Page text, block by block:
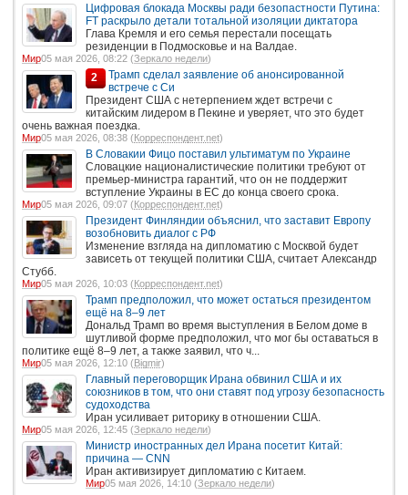
Цифровая блокада Москвы ради безопастности Путина:
FT раскрыло детали тотальной изоляции диктатора
Глава Кремля и его семья перестали посещать
резиденции в Подмосковье и на Валдае.
Мир05 мая 2026, 08:22 (Зеркало недели)
2
Трамп сделал заявление об анонсированной
встрече с Си
Президент США с нетерпением ждет встречи с
китайским лидером в Пекине и уверяет, что это будет
очень важная поездка.
Мир05 мая 2026, 08:38 (Корреспондент.net)
В Словакии Фицо поставил ультиматум по Украине
Словацкие националистические политики требуют от
премьер-министра гарантий, что он не поддержит
вступление Украины в ЕС до конца своего срока.
Мир05 мая 2026, 09:07 (Корреспондент.net)
Президент Финляндии объяснил, что заставит Европу
возобновить диалог с РФ
Изменение взгляда на дипломатию с Москвой будет
зависеть от текущей политики США, считает Александр
Стубб.
Мир05 мая 2026, 10:03 (Корреспондент.net)
Трамп предположил, что может остаться президентом
ещё на 8–9 лет
Дональд Трамп во время выступления в Белом доме в
шутливой форме предположил, что мог бы оставаться в
политике ещё 8–9 лет, а также заявил, что ч...
Мир05 мая 2026, 12:10 (Bigmir)
Главный переговорщик Ирана обвинил США и их
союзников в том, что они ставят под угрозу безопасность
судоходства
Иран усиливает риторику в отношении США.
Мир05 мая 2026, 12:45 (Зеркало недели)
Министр иностранных дел Ирана посетит Китай:
причина — CNN
Иран активизирует дипломатию с Китаем.
Мир05 мая 2026, 14:10 (Зеркало недели)